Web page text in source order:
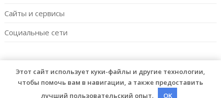
Сайты и сервисы
Социальные сети
© 2026 Vipmam | WordPress Theme by Superb WordPress
Themes
Этот сайт использует куки-файлы и другие технологии,
чтобы помочь вам в навигации, а также предоставить
лучший пользовательский опыт.
OK